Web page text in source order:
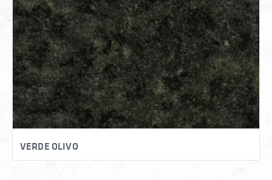
VERDE OLIVO